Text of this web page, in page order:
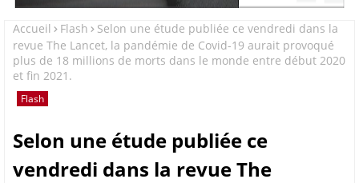
Accueil Flash
Selon une étude publiée ce vendredi dans la
revue The Lancet, la pandémie de Covid-19 aurait provoqué
plus de 18 millions de morts dans le monde entre début 2020
et fin 2021.
Flash
Selon une étude publiée ce
vendredi dans la revue The